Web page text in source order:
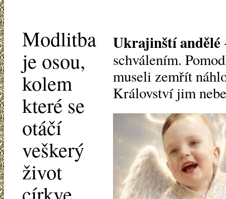
Ukrajinští andělé
schválením.
museli zemřít
Království jim
Modlitba
je osou,
kolem
které se
otáčí
veškerý
život